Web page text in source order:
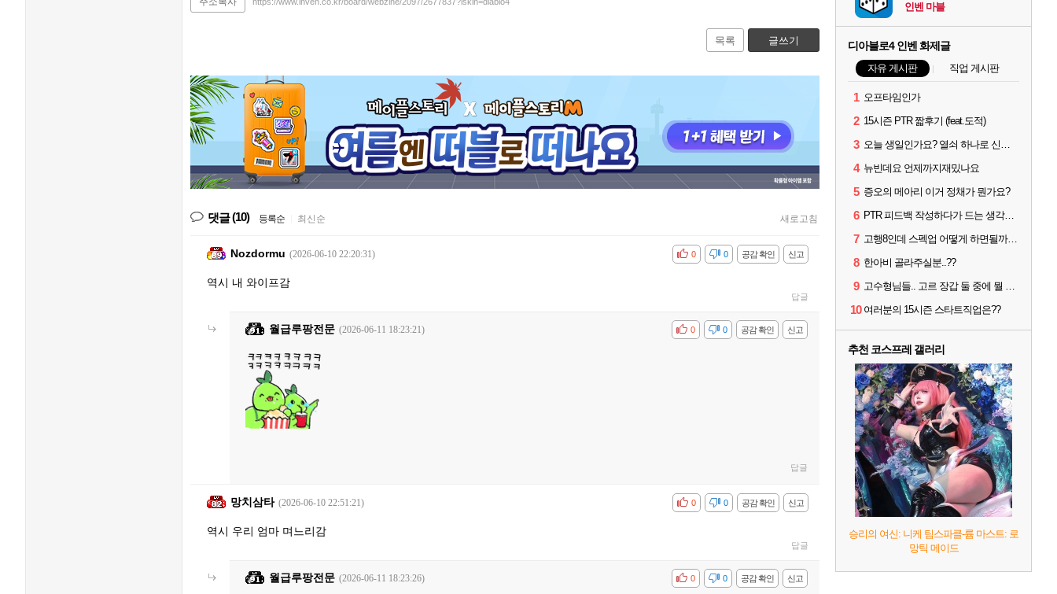
목록 글쓰기
댓글(10) 등록순 최신순 새로고침
Nozdormu (2026-06-10 22:20:31) 신고
공감 확인
비공감 0
0
역시 내 와이프감
답글
월급루팡전문 (2026-06-11 18:23:21) 신고
공감 확인
비공감 0
0
답글
망치삼타 (2026-06-10 22:51:21) 신고
공감 확인
비공감 0
0
역시 우리 엄마 며느리감
답글
월급루팡전문 (2026-06-11 18:23:26) 신고
공감 확인
비공감 0
0
인벤 마블
디아블로4 인벤 화제글
자유 게시판 직업 게시판
1 오프타임인가
2 15시즌 PTR 짧후기 (feat.도적)
3 오늘 생일인가요? 열쇠 하나로 신화문장 2개 겟했습니다.
4 뉴빈데요 언제까지재밌나요
5 증오의 메아리 이거 정채가 뭔가요?
6 PTR 피드백 작성하다가 드는 생각인데
7 고행8인데 스펙업 어떻게 하면될까요?
8 한아비 골라주실분..??
9 고수형님들.. 고르 장갑 둘 중에 뭘 써야할까요?
10 여러분의 15시즌 스타트직업은??
추천 코스프레 갤러리
승리의 여신: 니케 팀스파클-륨 마스트: 로
망틱 메이드